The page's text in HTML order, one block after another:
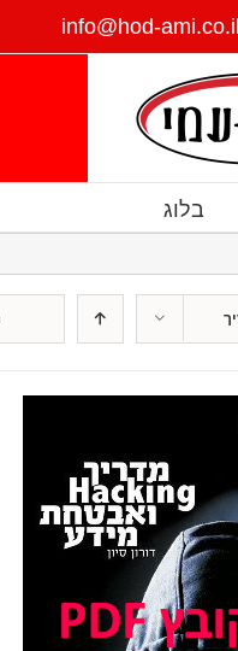
info@hod-ami.co.il
בלוג